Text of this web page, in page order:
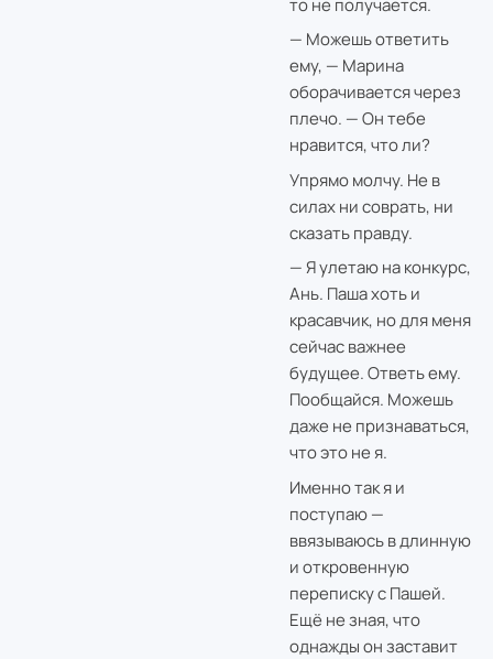
то не получается.
— Можешь ответить
ему, — Марина
оборачивается через
плечо. — Он тебе
нравится, что ли?
Упрямо молчу. Не в
силах ни соврать, ни
сказать правду.
— Я улетаю на конкурс,
Ань. Паша хоть и
красавчик, но для меня
сейчас важнее
будущее. Ответь ему.
Пообщайся. Можешь
даже не признаваться,
что это не я.
Именно так я и
поступаю —
ввязываюсь в длинную
и откровенную
переписку с Пашей.
Ещё не зная, что
однажды он заставит